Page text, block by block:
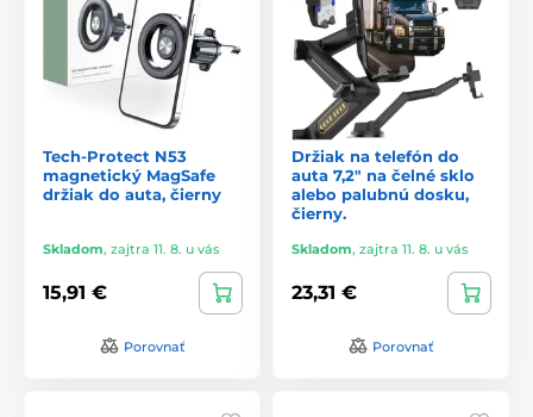
Tech-Protect N53
magnetický MagSafe
držiak do auta, čierny
Skladom, zajtra 11. 8. u vás
15,91 €
Porovnať
Držiak na telefón do
auta 7,2" na čelné sklo
alebo palubnú dosku,
čierny.
Skladom, zajtra 11. 8. u vás
23,31 €
Porovnať